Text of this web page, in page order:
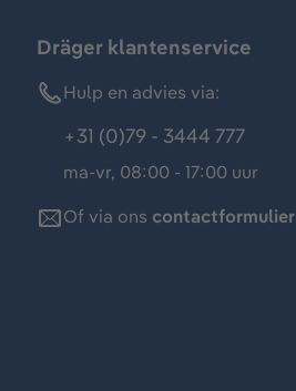
Dräger klantenservice
Hulp en advies via:
+31 (0)79 - 3444 777
ma-vr, 08:00 - 17:00 uur
Of via ons contactformulier